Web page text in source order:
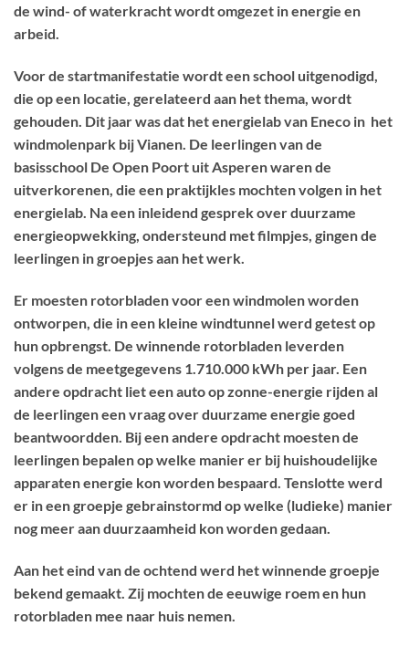
de wind- of waterkracht wordt omgezet in energie en
arbeid.
Voor de startmanifestatie wordt een school uitgenodigd,
die op een locatie, gerelateerd aan het thema, wordt
gehouden. Dit jaar was dat het energielab van Eneco in het
windmolenpark bij Vianen. De leerlingen van de
basisschool De Open Poort uit Asperen waren de
uitverkorenen, die een praktijkles mochten volgen in het
energielab. Na een inleidend gesprek over duurzame
energieopwekking, ondersteund met filmpjes, gingen de
leerlingen in groepjes aan het werk.
Er moesten rotorbladen voor een windmolen worden
ontworpen, die in een kleine windtunnel werd getest op
hun opbrengst. De winnende rotorbladen leverden
volgens de meetgegevens 1.710.000 kWh per jaar. Een
andere opdracht liet een auto op zonne-energie rijden al
de leerlingen een vraag over duurzame energie goed
beantwoordden. Bij een andere opdracht moesten de
leerlingen bepalen op welke manier er bij huishoudelijke
apparaten energie kon worden bespaard. Tenslotte werd
er in een groepje gebrainstormd op welke (ludieke) manier
nog meer aan duurzaamheid kon worden gedaan.
Aan het eind van de ochtend werd het winnende groepje
bekend gemaakt. Zij mochten de eeuwige roem en hun
rotorbladen mee naar huis nemen.